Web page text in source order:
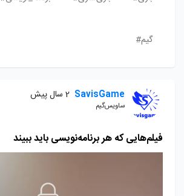
گیم#
SavisGame 2 سال پیش
ساویس‌گیم
فیلم‌هایی که هر برنامه‌نویسی باید ببیند